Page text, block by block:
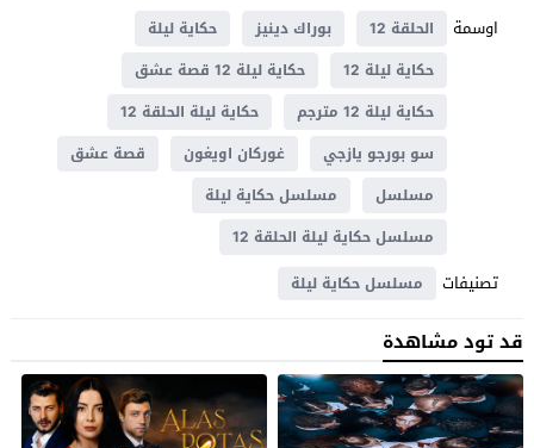
اوسمة
الحلقة 12 بوراك دينيز
حكاية ليلة
حكاية ليلة 12
حكاية ليلة 12 قصة عشق
حكاية ليلة 12 مترجم
حكاية ليلة الحلقة 12
سو بورجو يازجي
غوركان اويغون
قصة عشق
مسلسل
مسلسل حكاية ليلة
مسلسل حكاية ليلة الحلقة 12
تصنيفات مسلسل حكاية ليلة
قد تود مشاهدة